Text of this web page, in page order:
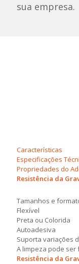
sua empresa.
Características
Especificações
Propriedades do
Resistência da
Tamanhos e
Flexível
Preta ou Colorida
Autoadesiva
Suporta variações
A limpeza pode ser
Resistência da